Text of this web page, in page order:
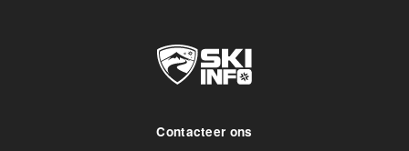
Contacteer ons